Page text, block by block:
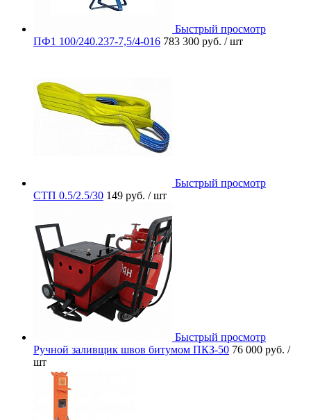
Быстрый просмотр
ПФ1 100/240.237-7,5/4-016 783 300 руб. / шт
Быстрый просмотр
СТП 0.5/2.5/30 149 руб. / шт
Быстрый просмотр
Ручной заливщик швов битумом ПКЗ-50 76 000 руб. /
шт